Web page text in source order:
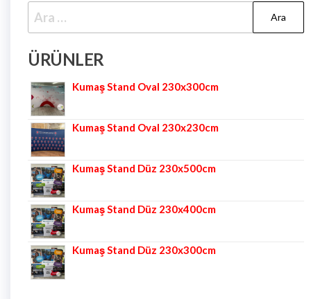
ÜRÜNLER
Kumaş Stand Oval 230x300cm
Kumaş Stand Oval 230x230cm
Kumaş Stand Düz 230x500cm
Kumaş Stand Düz 230x400cm
Kumaş Stand Düz 230x300cm